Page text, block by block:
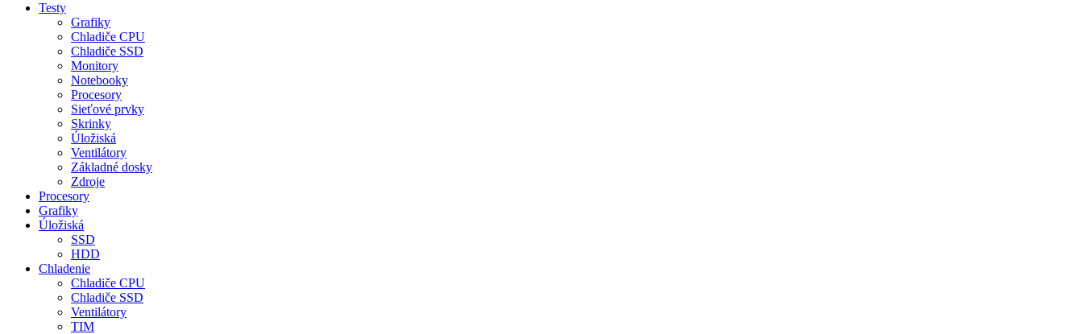
Testy
Grafiky
Chladiče CPU
Chladiče SSD
Monitory
Notebooky
Procesory
Sieťové prvky
Skrinky
Úložiská
Ventilátory
Základné dosky
Zdroje
Procesory
Grafiky
Úložiská
SSD
HDD
Chladenie
Chladiče CPU
Chladiče SSD
Ventilátory
TIM